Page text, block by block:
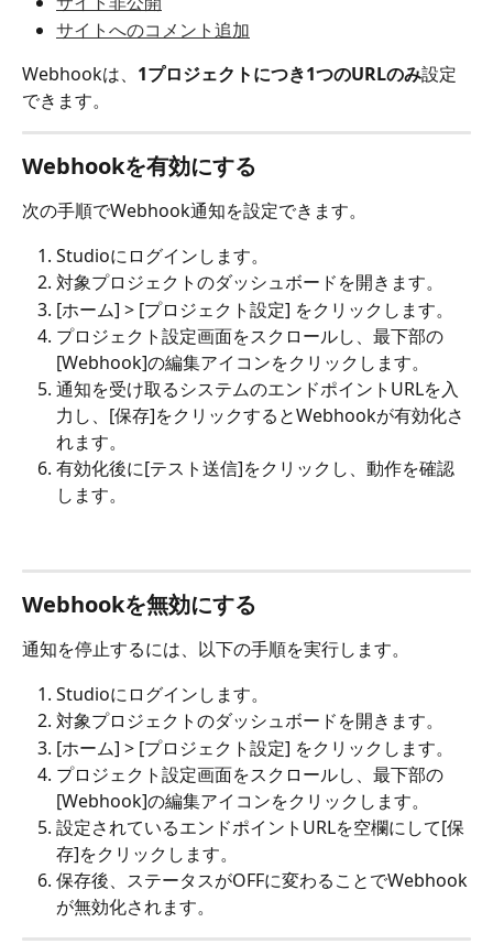
サイトへのコメント追加
Webhookは、 1プロジェクトにつき1つのURLのみ設定
できます。
Webhookを有効にする
次の手順でWebhook通知を設定できます。
Studioにログインします。
対象プロジェクトのダッシュボードを開きます。
[ホーム] > [プロジェクト設定] をクリックします。
プロジェクト設定画面をスクロールし、最下部の
[Webhook]の編集アイコンをクリックします。
通知を受け取るシステムのエンドポイントURLを入
力し、[保存]をクリックするとWebhookが有効化さ
れます。
有効化後に[テスト送信]をクリックし、動作を確認
します。
Webhookを無効にする
通知を停止するには、以下の手順を実行します。
Studioにログインします。
対象プロジェクトのダッシュボードを開きます。
[ホーム] > [プロジェクト設定] をクリックします。
プロジェクト設定画面をスクロールし、最下部の
[Webhook]の編集アイコンをクリックします。
設定されているエンドポイントURLを空欄にして[保
存]をクリックします。
保存後、ステータスがOFFに変わることでWebhook
が無効化されます。